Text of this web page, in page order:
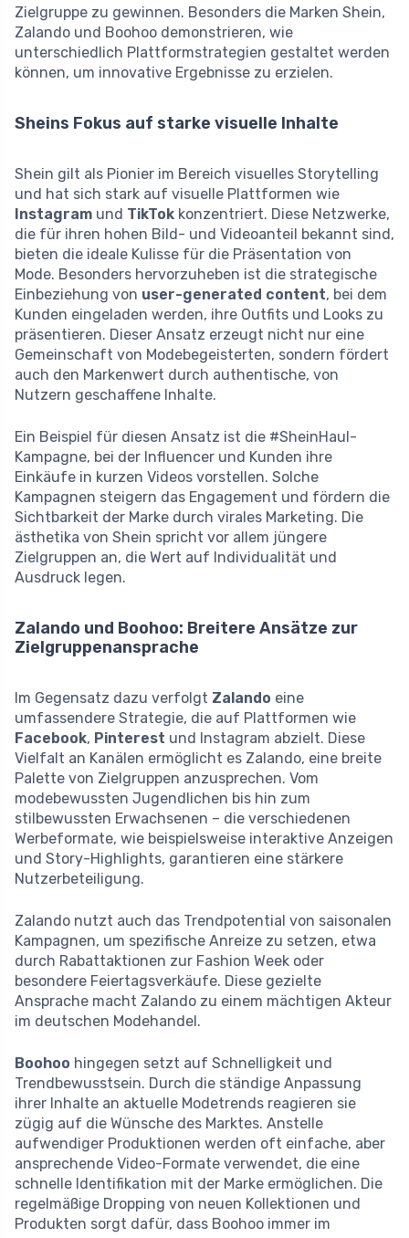
Zielgruppe zu gewinnen. Besonders die Marken Shein,
Zalando und Boohoo demonstrieren, wie
unterschiedlich Plattformstrategien gestaltet werden
können, um innovative Ergebnisse zu erzielen.
Sheins Fokus auf starke visuelle Inhalte
Shein gilt als Pionier im Bereich visuelles Storytelling
und hat sich stark auf visuelle Plattformen wie
Instagram und TikTok konzentriert. Diese Netzwerke,
die für ihren hohen Bild- und Videoanteil bekannt sind,
bieten die ideale Kulisse für die Präsentation von
Mode. Besonders hervorzuheben ist die strategische
Einbeziehung von user-generated content, bei dem
Kunden eingeladen werden, ihre Outfits und Looks zu
präsentieren. Dieser Ansatz erzeugt nicht nur eine
Gemeinschaft von Modebegeisterten, sondern fördert
auch den Markenwert durch authentische, von
Nutzern geschaffene Inhalte.
Ein Beispiel für diesen Ansatz ist die #SheinHaul-
Kampagne, bei der Influencer und Kunden ihre
Einkäufe in kurzen Videos vorstellen. Solche
Kampagnen steigern das Engagement und fördern die
Sichtbarkeit der Marke durch virales Marketing. Die
ästhetika von Shein spricht vor allem jüngere
Zielgruppen an, die Wert auf Individualität und
Ausdruck legen.
Zalando und Boohoo: Breitere Ansätze zur
Zielgruppenansprache
Im Gegensatz dazu verfolgt Zalando eine
umfassendere Strategie, die auf Plattformen wie
Facebook, Pinterest und Instagram abzielt. Diese
Vielfalt an Kanälen ermöglicht es Zalando, eine breite
Palette von Zielgruppen anzusprechen. Vom
modebewussten Jugendlichen bis hin zum
stilbewussten Erwachsenen – die verschiedenen
Werbeformate, wie beispielsweise interaktive Anzeigen
und Story-Highlights, garantieren eine stärkere
Nutzerbeteiligung.
Zalando nutzt auch das Trendpotential von saisonalen
Kampagnen, um spezifische Anreize zu setzen, etwa
durch Rabattaktionen zur Fashion Week oder
besondere Feiertagsverkäufe. Diese gezielte
Ansprache macht Zalando zu einem mächtigen Akteur
im deutschen Modehandel.
Boohoo hingegen setzt auf Schnelligkeit und
Trendbewusstsein. Durch die ständige Anpassung
ihrer Inhalte an aktuelle Modetrends reagieren sie
zügig auf die Wünsche des Marktes. Anstelle
aufwendiger Produktionen werden oft einfache, aber
ansprechende Video-Formate verwendet, die eine
schnelle Identifikation mit der Marke ermöglichen. Die
regelmäßige Dropping von neuen Kollektionen und
Produkten sorgt dafür, dass Boohoo immer im